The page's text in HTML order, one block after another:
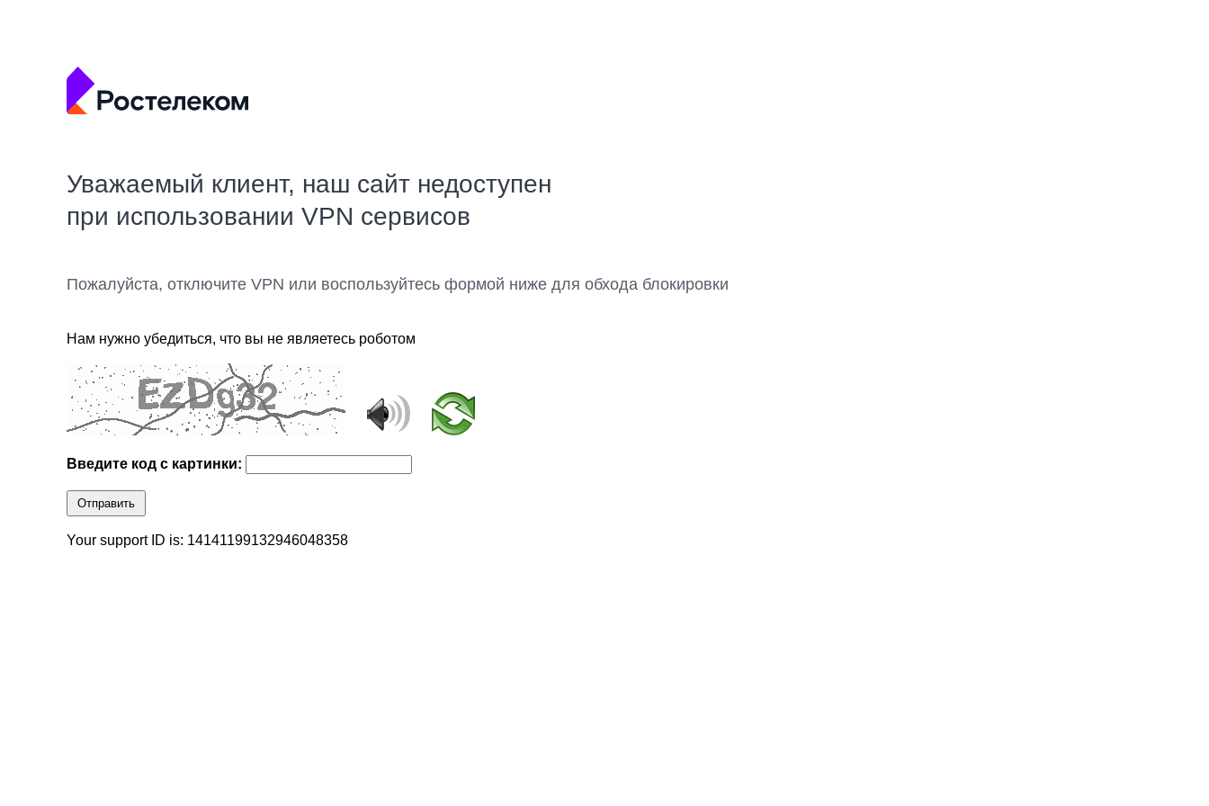
Уважаемый клиент, наш сайт недоступен
при использовании VPN сервисов
Пожалуйста, отключите VPN или воспользуйтесь формой ниже для обхода блокировки
Нам нужно убедиться, что вы не являетесь роботом
Введите код с картинки:
Отправить
Your support ID is: 14141199132946048358